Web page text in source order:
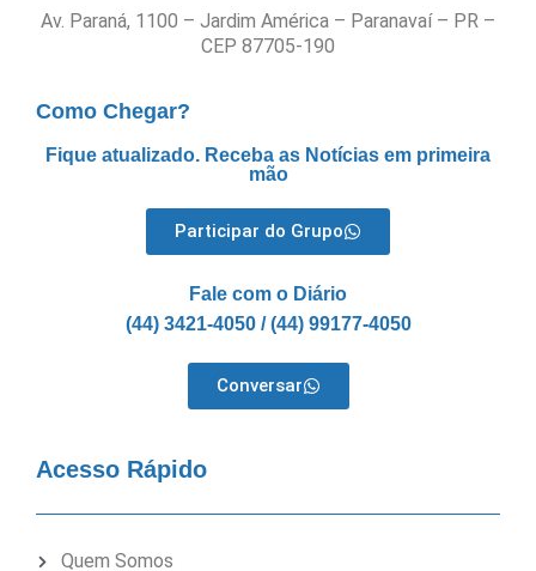
Av. Paraná, 1100 – Jardim América – Paranavaí – PR –
CEP 87705-190
Como Chegar?
Fique atualizado. Receba as Notícias em primeira
mão
Participar do Grupo
Fale com o Diário
(44) 3421-4050 / (44) 99177-4050
Conversar
Acesso Rápido
Quem Somos